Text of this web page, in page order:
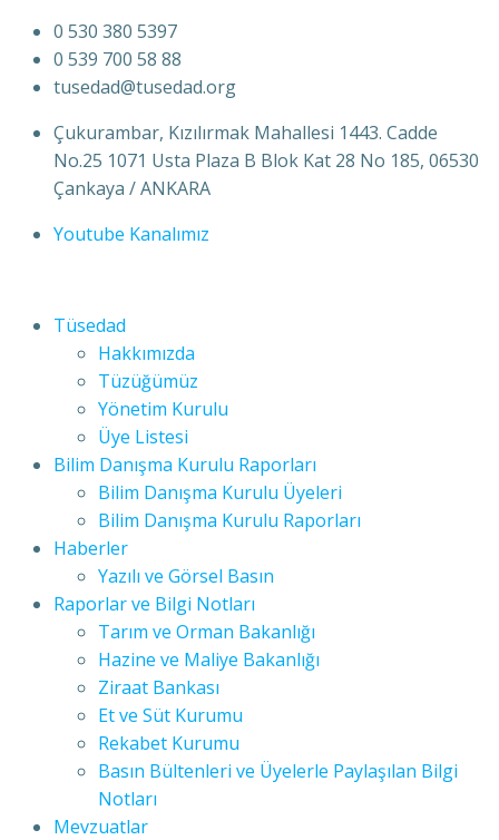
0 530 380 5397
0 539 700 58 88
tusedad@tusedad.org
Çukurambar, Kızılırmak Mahallesi 1443. Cadde
No.25 1071 Usta Plaza B Blok Kat 28 No 185, 06530
Çankaya / ANKARA
Youtube Kanalımız
Tüsedad
Hakkımızda
Tüzüğümüz
Yönetim Kurulu
Üye Listesi
Bilim Danışma Kurulu Raporları
Bilim Danışma Kurulu Üyeleri
Bilim Danışma Kurulu Raporları
Haberler
Yazılı ve Görsel Basın
Raporlar ve Bilgi Notları
Tarım ve Orman Bakanlığı
Hazine ve Maliye Bakanlığı
Ziraat Bankası
Et ve Süt Kurumu
Rekabet Kurumu
Basın Bültenleri ve Üyelerle Paylaşılan Bilgi
Notları
Mevzuatlar